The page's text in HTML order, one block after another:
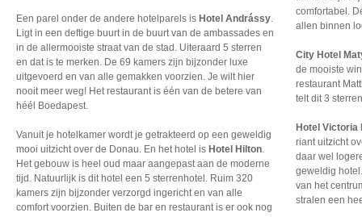
Een parel onder de andere hotelparels is Hotel Andrássy.
Ligt in een deftige buurt in de buurt van de ambassades en
in de allermooiste straat van de stad. Uiteraard 5 sterren
en dat is te merken. De 69 kamers zijn bijzonder luxe
uitgevoerd en van alle gemakken voorzien. Je wilt hier
nooit meer weg! Het restaurant is één van de betere van
héél Boedapest.
Vanuit je hotelkamer wordt je getrakteerd op een geweldig
mooi uitzicht over de Donau. En het hotel is Hotel Hilton.
Het gebouw is heel oud maar aangepast aan de moderne
tijd. Natuurlijk is dit hotel een 5 sterrenhotel. Ruim 320
kamers zijn bijzonder verzorgd ingericht en van alle
comfort voorzien. Buiten de bar en restaurant is er ook nog
comfortabel.
allen binnen
City Hotel
de mooiste
restaurant
telt dit 3
Hotel Victoria
riant uitzicht
daar wel
geweldig
van het
stralen een